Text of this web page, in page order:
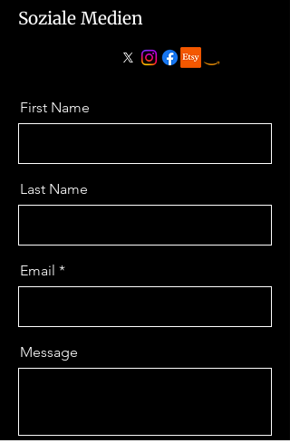
Soziale Medien
First Name
Last Name
Email
Message